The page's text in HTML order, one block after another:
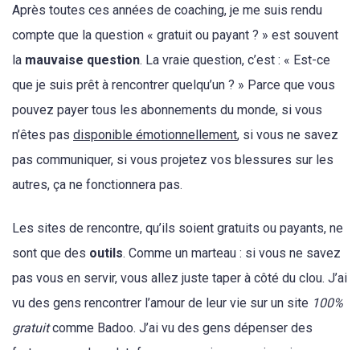
Après toutes ces années de coaching, je me suis rendu
compte que la question « gratuit ou payant ? » est souvent
la mauvaise question. La vraie question, c’est : « Est-ce
que je suis prêt à rencontrer quelqu’un ? » Parce que vous
pouvez payer tous les abonnements du monde, si vous
n’êtes pas disponible émotionnellement, si vous ne savez
pas communiquer, si vous projetez vos blessures sur les
autres, ça ne fonctionnera pas.
Les sites de rencontre, qu’ils soient gratuits ou payants, ne
sont que des outils. Comme un marteau : si vous ne savez
pas vous en servir, vous allez juste taper à côté du clou. J’ai
vu des gens rencontrer l’amour de leur vie sur un site 100%
gratuitcomme Badoo. J’ai vu des gens dépenser des